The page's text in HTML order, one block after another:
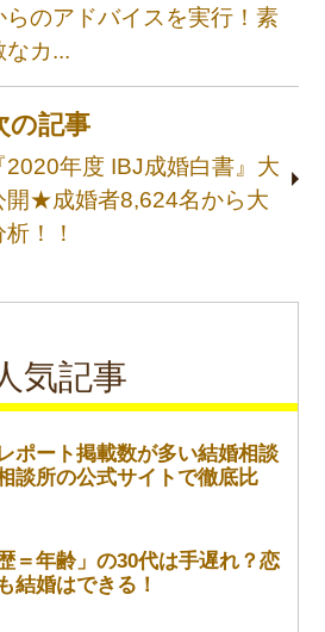
気記事
ポート掲載数が多い結婚相談
談所の公式サイトで徹底比
＝年齢」の30代は手遅れ？恋
結婚はできる！
らのアドバイスを実行！素
なカ...
の記事
2020年度 IBJ成婚白書』大
開★成婚者8,624名から大
析！！